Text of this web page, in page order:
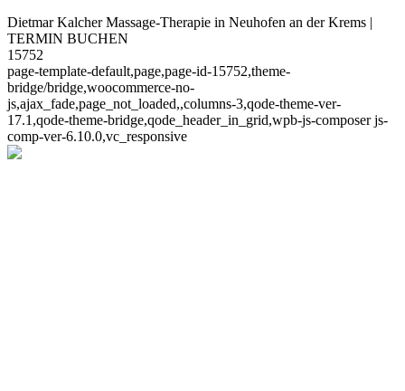
Dietmar Kalcher Massage-Therapie in Neuhofen an der Krems |
TERMIN BUCHEN
15752
page-template-default,page,page-id-15752,theme-
bridge/bridge,woocommerce-no-
js,ajax_fade,page_not_loaded,,columns-3,qode-theme-ver-
17.1,qode-theme-bridge,qode_header_in_grid,wpb-js-composer js-
comp-ver-6.10.0,vc_responsive